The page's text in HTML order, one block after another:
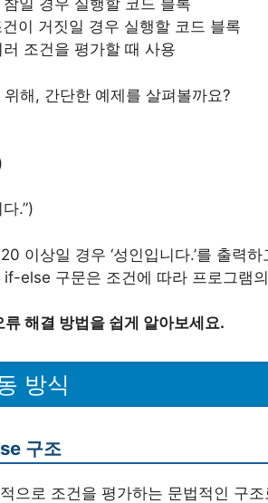
일 경우 실행할 코드 블록
이 거짓일 경우 실행할 코드 블록
러 조건을 평가할 때 사용
해, 간단한 예제를 살펴볼까요?
.”)
이상일 경우 ‘성인입니다.’를 출력하
if-else 구문은 조건에 따라 프로그램
류 해결 방법을 쉽게 알아보세요.
방식
구조
으로 조건을 평가하는 문법적인 구